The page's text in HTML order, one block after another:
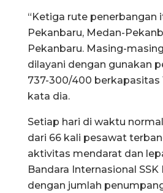
“Ketiga rute penerbangan
Pekanbaru, Medan-
Pekanbaru. Masing-
dilayani dengan gunakan
737-300/400 berkapasitas
kata dia.
Setiap hari di waktu
dari 66 kali pesawat
aktivitas mendarat dan
Bandara Internasional SSK
dengan jumlah